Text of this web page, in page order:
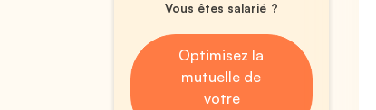
Vous êtes salarié ?
Optimisez la
mutuelle de
votre